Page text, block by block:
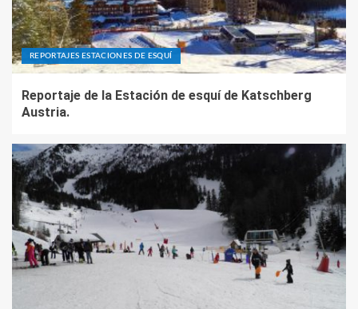
REPORTAJES ESTACIONES DE ESQUÍ
Reportaje de la Estación de esquí de Katschberg
Austria.